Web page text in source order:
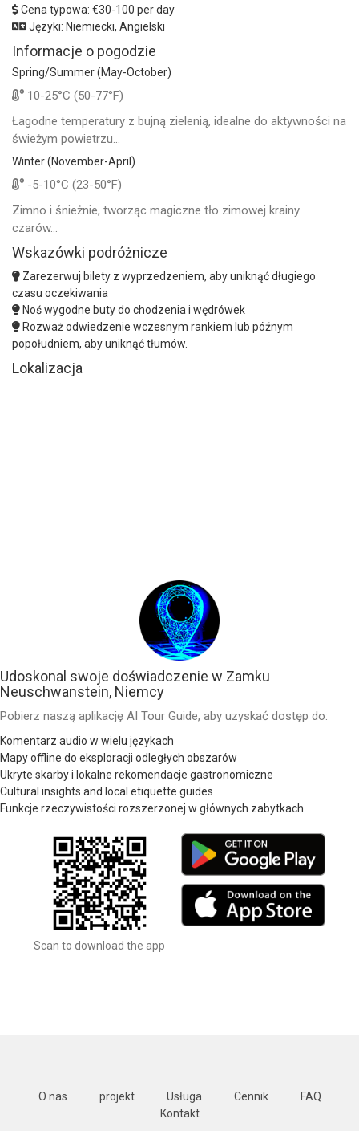
Cena typowa: €30-100 per day
Języki: Niemiecki, Angielski
Informacje o pogodzie
Spring/Summer (May-October)
10-25°C (50-77°F)
Łagodne temperatury z bujną zielenią, idealne do aktywności na
świeżym powietrzu...
Winter (November-April)
-5-10°C (23-50°F)
Zimno i śnieżnie, tworząc magiczne tło zimowej krainy
czarów...
Wskazówki podróżnicze
Zarezerwuj bilety z wyprzedzeniem, aby uniknąć długiego
czasu oczekiwania
Noś wygodne buty do chodzenia i wędrówek
Rozważ odwiedzenie wczesnym rankiem lub późnym
popołudniem, aby uniknąć tłumów.
Lokalizacja
Udoskonal swoje doświadczenie w Zamku
Neuschwanstein, Niemcy
Pobierz naszą aplikację AI Tour Guide, aby uzyskać dostęp do:
Komentarz audio w wielu językach
Mapy offline do eksploracji odległych obszarów
Ukryte skarby i lokalne rekomendacje gastronomiczne
Cultural insights and local etiquette guides
Funkcje rzeczywistości rozszerzonej w głównych zabytkach
Scan to download the app
O nas projekt Usługa Cennik
FAQ
Kontakt